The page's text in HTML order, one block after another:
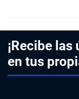
¡Recibe
en tus